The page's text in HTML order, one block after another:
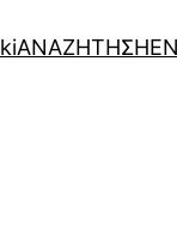
ΑΝΑΖΗΤΗΣΗ